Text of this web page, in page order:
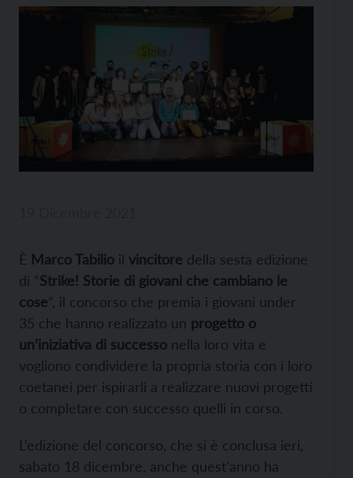
È Marco Tabilio il vincitore della sesta edizione
di “Strike! Storie di giovani che cambiano le
cose”, il concorso che premia i giovani under
35 che hanno realizzato un progetto o
un’iniziativa di successo nella loro vita e
vogliono condividere la propria storia con i loro
coetanei per ispirarli a realizzare nuovi progetti
o completare con successo quelli in corso.
L’edizione del concorso, che si è conclusa ieri,
sabato 18 dicembre, anche quest’anno ha